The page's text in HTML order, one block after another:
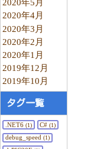
2020年5月
2020年4月
2020年3月
2020年2月
2020年1月
2019年12月
2019年10月
タグ一覧
.NET6(1) C# (1)
debug_speed(1)